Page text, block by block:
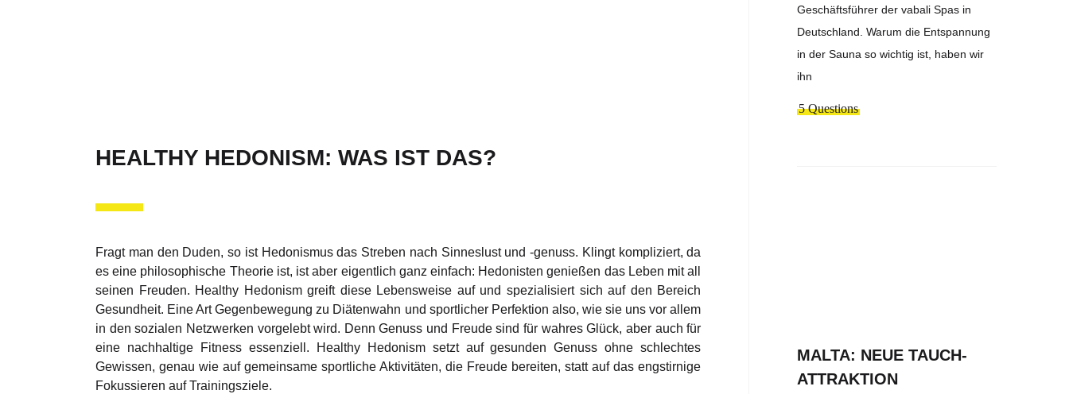
HEALTHY HEDONISM: WAS IST DAS?
Fragt man den Duden, so ist Hedonismus das Streben nach Sinneslust und -genuss. Klingt kompliziert, da
es eine philosophische Theorie ist, ist aber eigentlich ganz einfach: Hedonisten genießen das Leben mit all
seinen Freuden. Healthy Hedonism greift diese Lebensweise auf und spezialisiert sich auf den Bereich
Gesundheit. Eine Art Gegenbewegung zu Diätenwahn und sportlicher Perfektion also, wie sie uns vor allem
in den sozialen Netzwerken vorgelebt wird. Denn Genuss und Freude sind für wahres Glück, aber auch für
eine nachhaltige Fitness essenziell. Healthy Hedonism setzt auf gesunden Genuss ohne schlechtes
Gewissen, genau wie auf gemeinsame sportliche Aktivitäten, die Freude bereiten, statt auf das engstirnige
Fokussieren auf Trainingsziele.
Geschäftsführer der vabali Spas in
Deutschland. Warum die Entspannung
in der Sauna so wichtig ist, haben wir
ihn
5 Questions
MALTA: NEUE TAUCH-
ATTRAKTION